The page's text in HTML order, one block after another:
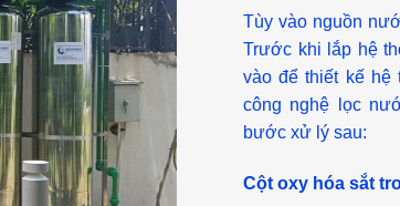
Tùy vào nguồn
Trước khi lắp hệ
vào để thiết kế hệ
công nghệ lọc
bước xử lý sau:
Cột oxy hóa sắt